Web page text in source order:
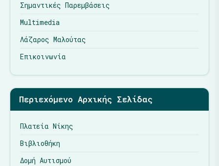
Σημαντικές Παρεμβάσεις
Multimedia
Λάζαρος Μαλούτας
Επικοινωνία
Περιεχόμενο Αρχικής Σελίδας
Πλατεία Νίκης
Βιβλιοθήκη
Δομή Αυτισμού